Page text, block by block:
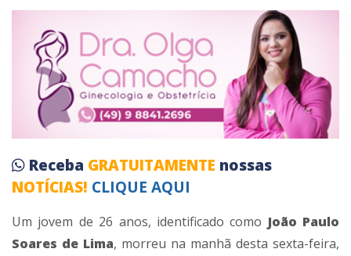
Receba GRATUITAMENTE nossas
NOTÍCIAS! CLIQUE AQUI
Um jovem de 26 anos, identificado como João Paulo
Soares de Lima, morreu na manhã desta sexta-feira,